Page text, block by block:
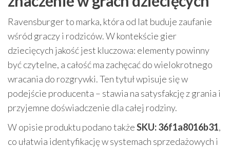
Ravensburger to marka, która od lat buduje zaufanie
wśród graczy i rodziców. W kontekście gier
dziecięcych jakość jest kluczowa: elementy powinny
być czytelne, a całość ma zachęcać do wielokrotnego
wracania do rozgrywki. Ten tytuł wpisuje się w
podejście producenta – stawia na satysfakcję z grania i
przyjemne doświadczenie dla całej rodziny.
W opisie produktu podano takżeSKU: 36f1a8016b31,
co ułatwia identyfikację w systemach sprzedażowych i